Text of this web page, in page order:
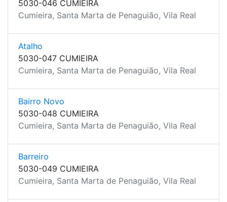
5030-046 CUMIEIRA
Cumieira, Santa Marta de Penaguião, Vila Real
Atalho
5030-047 CUMIEIRA
Cumieira, Santa Marta de Penaguião, Vila Real
Bairro Novo
5030-048 CUMIEIRA
Cumieira, Santa Marta de Penaguião, Vila Real
Barreiro
5030-049 CUMIEIRA
Cumieira, Santa Marta de Penaguião, Vila Real